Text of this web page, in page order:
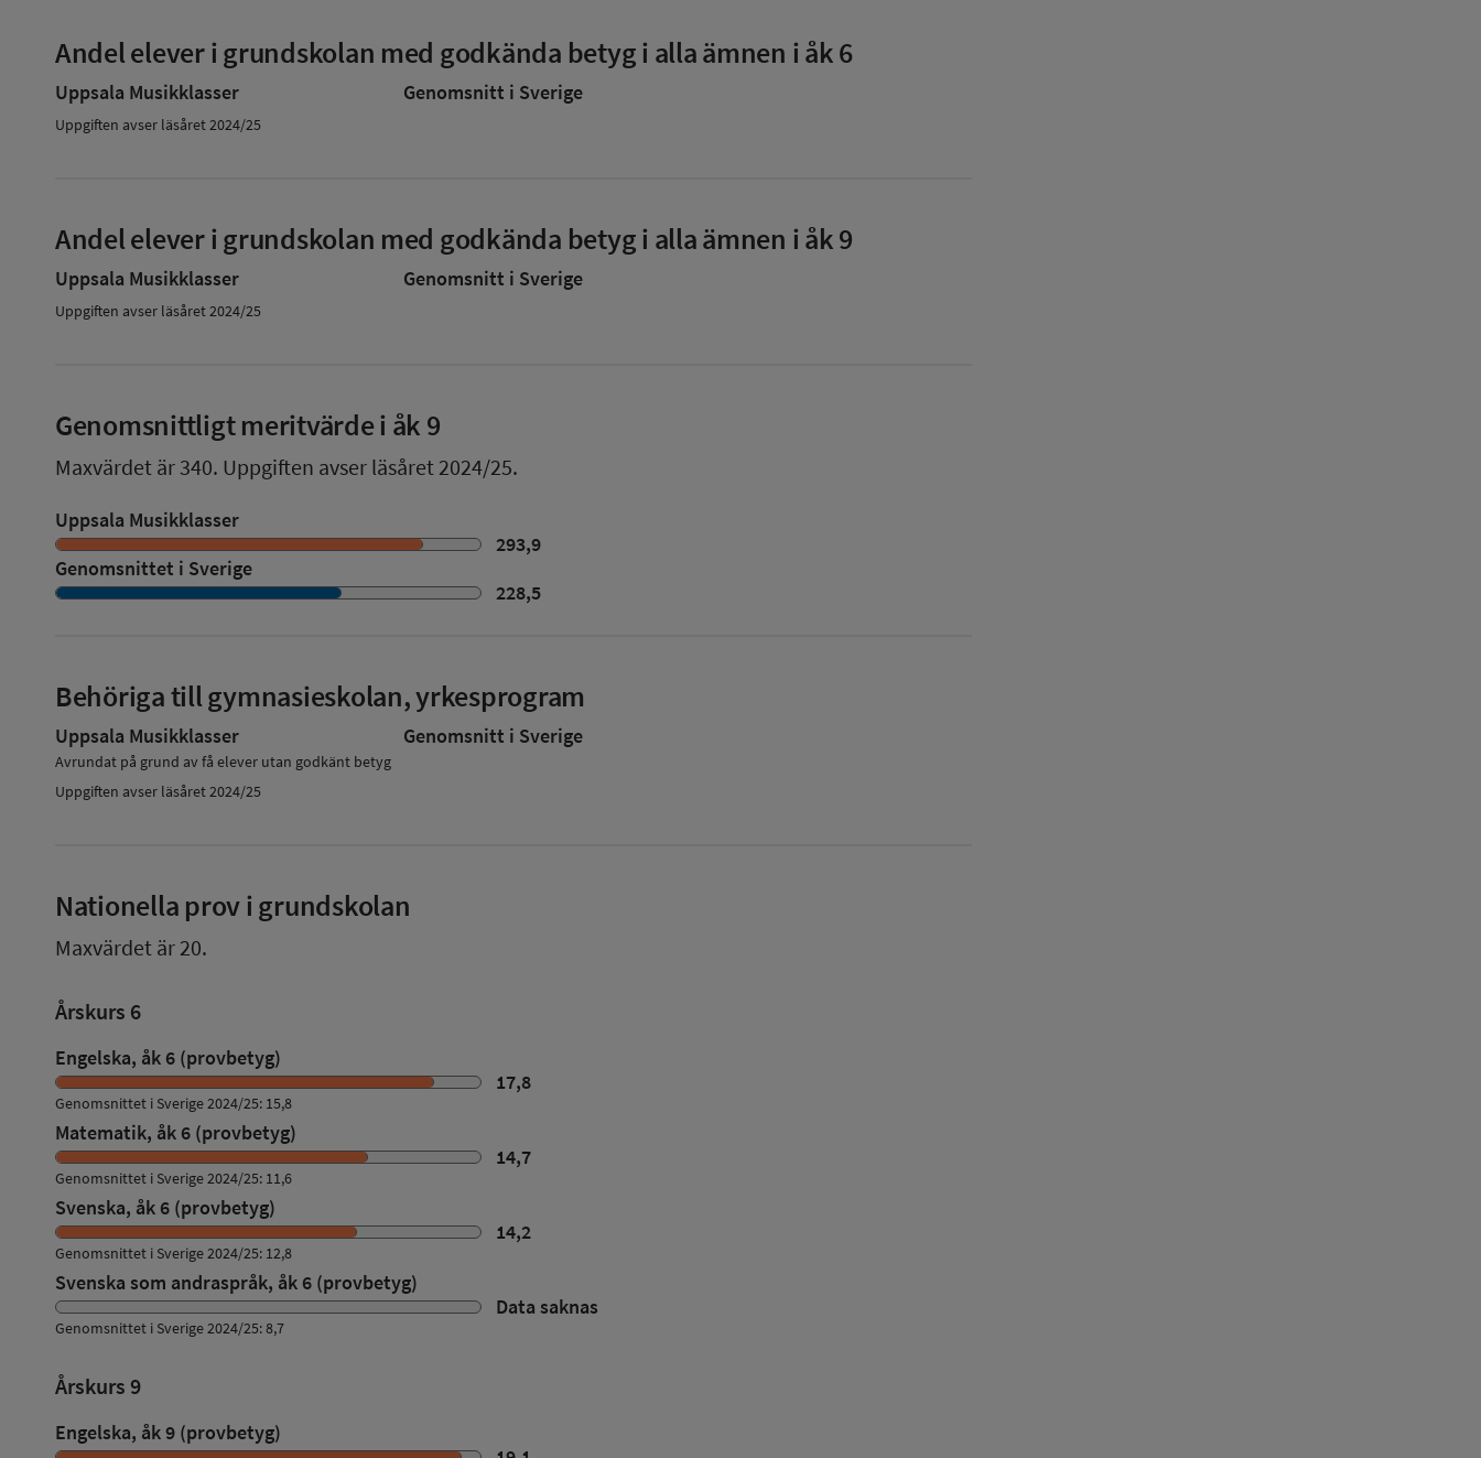
Andel elever i grundskolan med godkända betyg i alla ämnen i åk 6
Uppsala Musikklasser Genomsnitt i Sverige
Uppgiften avser läsåret 2024/25
Andel elever i grundskolan med godkända betyg i alla ämnen i åk 9
Uppsala Musikklasser Genomsnitt i Sverige
Uppgiften avser läsåret 2024/25
Genomsnittligt meritvärde i åk 9
Maxvärdet är 340. Uppgiften avser läsåret 2024/25.
Uppsala Musikklasser
293,9
Genomsnittet i Sverige
228,5
Behöriga till gymnasieskolan, yrkesprogram
Uppsala Musikklasser
Avrundat på grund av få elever utan godkänt betyg
Genomsnitt i Sverige
Uppgiften avser läsåret 2024/25
Nationella prov i grundskolan
Maxvärdet är 20.
Årskurs 6
Engelska, åk 6 (provbetyg)
17,8
Genomsnittet i Sverige 2024/25: 15,8
Matematik, åk 6 (provbetyg)
14,7
Genomsnittet i Sverige 2024/25: 11,6
Svenska, åk 6 (provbetyg)
14,2
Genomsnittet i Sverige 2024/25: 12,8
Svenska som andraspråk, åk 6 (provbetyg)
Data saknas
Genomsnittet i Sverige 2024/25: 8,7
Årskurs 9
Engelska, åk 9 (provbetyg)